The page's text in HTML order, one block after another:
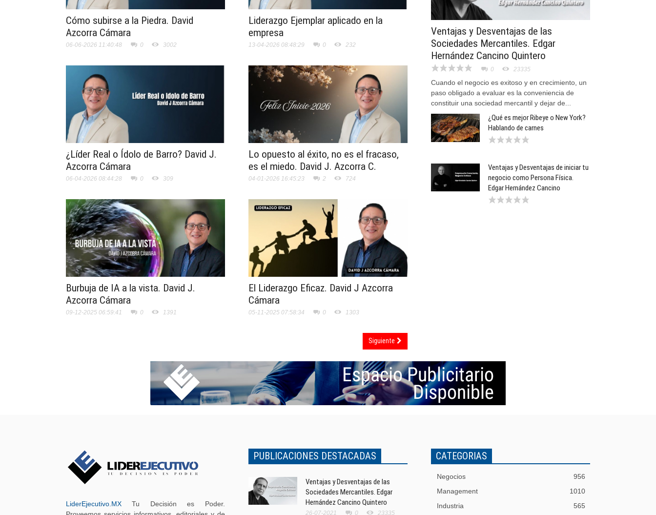
Cómo subirse a la Piedra. David
Azcorra Cámara
06-06-2026 11:40:48 0 3002
Liderazgo Ejemplar aplicado en la
empresa
13-04-2026 08:48:29 0 232
¿Líder Real o Ídolo de Barro? David J.
Azcorra Cámara
06-04-2026 08:44:28 0 309
Lo opuesto al éxito, no es el fracaso,
es el miedo. David J. Azcorra C.
04-01-2026 16:45:23 2 724
Burbuja de IA a la vista. David J.
Azcorra Cámara
09-12-2025 06:59:41 0 1391
El Liderazgo Eficaz. David J Azcorra
Cámara
05-11-2025 07:58:34 0 1303
Siguiente
Ventajas y Desventajas de las
Sociedades Mercantiles. Edgar
Hernández Cancino Quintero
0 23335
Cuando el negocio es exitoso y en crecimiento, un
paso obligado a evaluar es la conveniencia de
constituir una sociedad mercantil y dejar de...
¿Qué es mejor Ribeye o New York?
Hablando de carnes
Ventajas y Desventajas de iniciar tu
negocio como Persona Física.
Edgar Hernández Cancino
LiderEjecutivo.MX Tu Decisión es Poder.
PUBLICACIONES DESTACADAS
Ventajas y Desventajas de las
Sociedades Mercantiles. Edgar
Hernández Cancino Quintero
26-07-2021 0 23335
CATEGORIAS
Negocios
956
Management
1010
Industria
565